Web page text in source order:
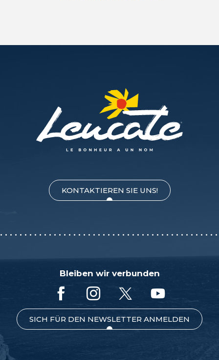
KONTAKTIEREN SIE UNS!
Bleiben wir verbunden
SICH FÜR DEN NEWSLETTER ANMELDEN